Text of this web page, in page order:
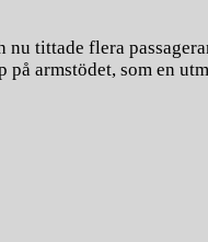
tittade flera
armstödet, som en